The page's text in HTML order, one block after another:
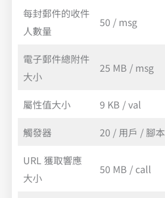
每封郵件的收件
人數量
50 / msg
電子郵件總附件
大小
25 MB / msg
屬性值大小 9 KB / val
觸發器
20 / 用戶 / 腳本
URL 獲取響應
大小
50 MB / call